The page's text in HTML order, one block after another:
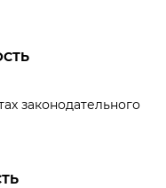
законодательного